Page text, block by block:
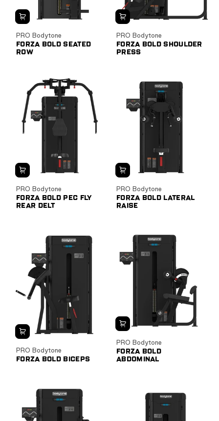
PRO Bodytone
FORZA BOLD SEATED
ROW
PRO Bodytone
FORZA BOLD SHOULDER
PRESS
PRO Bodytone
FORZA BOLD PEC FLY
REAR DELT
PRO Bodytone
FORZA BOLD LATERAL
RAISE
PRO Bodytone
FORZA BOLD BICEPS
PRO Bodytone
FORZA BOLD
ABDOMINAL